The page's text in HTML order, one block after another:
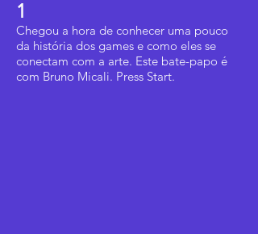
1
Chegou a hora de conhecer uma pouco
da história dos games e como eles se
conectam com a arte. Este bate-papo é
com Bruno Micali. Press Start.